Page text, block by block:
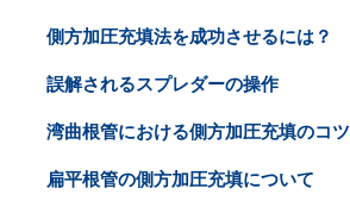
側方加圧充填法を成功させるには？
誤解されるスプレダーの操作
湾曲根管における側方加圧充填のコツ
扁平根管の側方加圧充填について